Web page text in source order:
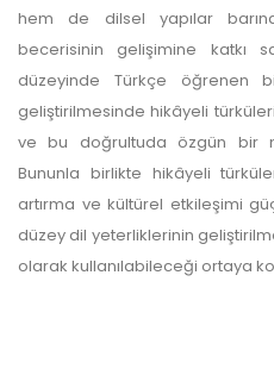
hem de dilsel yapılar
becerisinin gelişimine katkı
düzeyinde Türkçe öğrenen
geliştirilmesinde hikâyeli
ve bu doğrultuda özgün bir
Bununla birlikte hikâyeli
artırma ve kültürel etkileşimi
düzey dil yeterliklerinin
olarak kullanılabileceği ortaya